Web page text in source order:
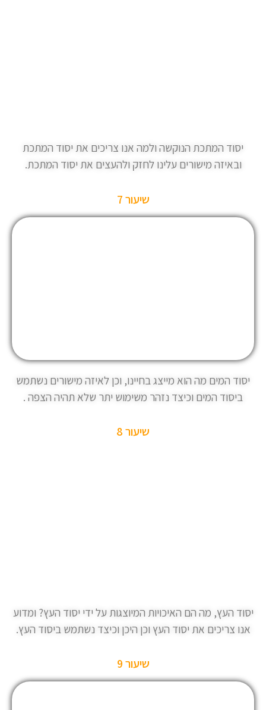
יסוד המתכת הנוקשה ולמה אנו צריכים את יסוד המתכת
ובאיזה מישורים עלינו לחזק ולהעצים את יסוד המתכת.
שיעור 7
יסוד המים מה הוא מייצג בחיינו, וכן לאיזה מישורים נשתמש
ביסוד המים וכיצד נזהר משימוש יתר שלא תהיה הצפה .
שיעור 8
יסוד העץ, מה הם האיכויות המיוצגות על ידי יסוד העץ? ומדוע
אנו צריכים את יסוד העץ וכן היכן וכיצד נשתמש ביסוד העץ.
שיעור 9